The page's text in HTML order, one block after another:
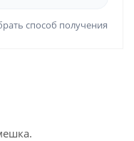
способ получения